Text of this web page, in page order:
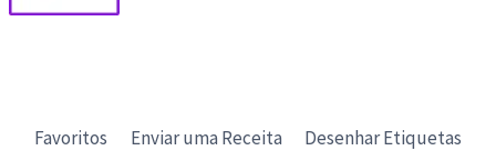
Favoritos Enviar uma Receita
Desenhar Etiquetas